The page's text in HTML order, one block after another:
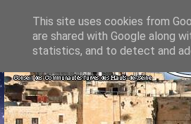
This site uses cookies from
are shared with Google along
statistics, and to detect and